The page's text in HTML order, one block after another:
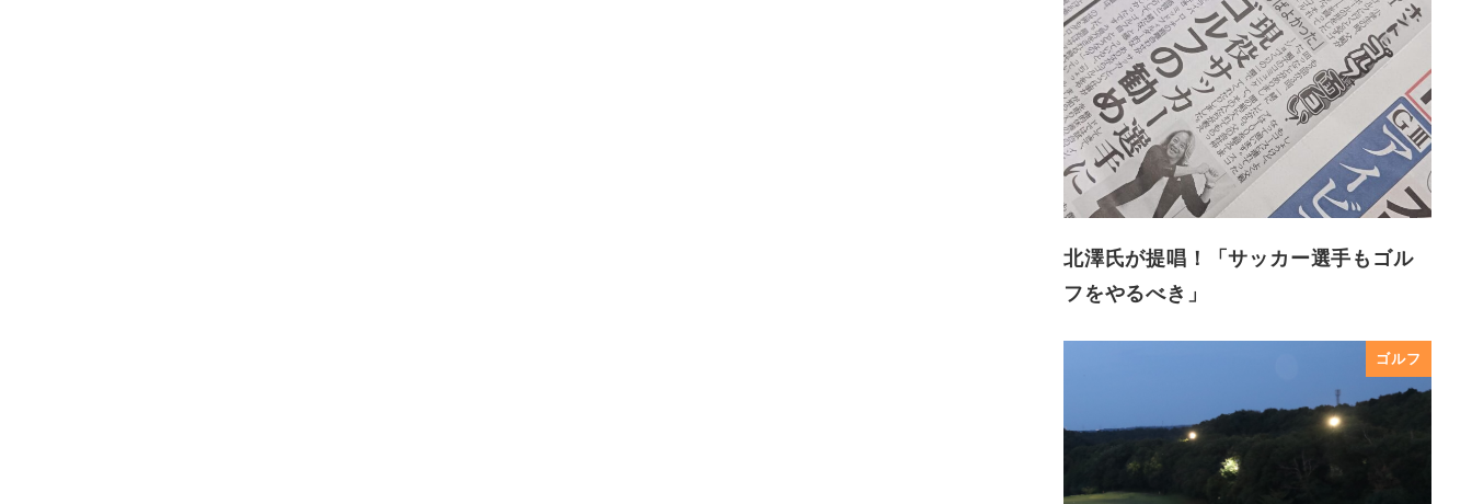
北澤氏が提唱！「サッカー選手もゴル
フをやるべき」
ゴルフ